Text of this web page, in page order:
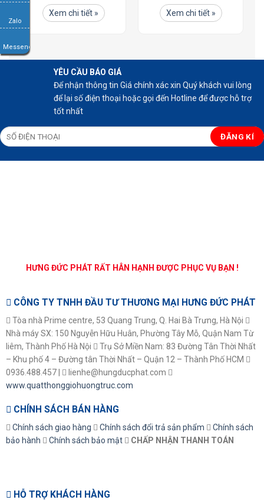
Xem chi tiết » Xem chi tiết »
YÊU CẦU BÁO GIÁ
Để nhận thông tin Giá chính xác xin Quý khách vui lòng
để lại số điện thoại hoặc gọi đến Hotline để được hỗ trợ
tốt nhất
HƯNG ĐỨC PHÁT RẤT HÂN HẠNH ĐƯỢC PHỤC VỤ BẠN !
CÔNG TY TNHH ĐẦU TƯ THƯƠNG MẠI HƯNG ĐỨC PHÁT
Tòa nhà Prime centre, 53 Quang Trung, Q. Hai Bà Trưng, Hà Nội
Nhà máy SX: 150 Nguyễn Hữu Huân, Phường Tây Mỗ, Quận Nam Từ
liêm, Thành Phố Hà Nội
Trụ Sở Miền Nam: 83 Đường Tân Thời Nhất
– Khu phố 4 – Đường tân Thời Nhất – Quận 12 – Thành Phố HCM
0936.488.457 |
lienhe@hungducphat.com
www.quatthonggiohuongtruc.com
CHÍNH SÁCH BÁN HÀNG
Chính sách giao hàng Chính sách đổi trả sản phẩm
Chính sách
bảo hành
Chính sách bảo mật CHẤP NHẬN THANH TOÁN
HỖ TRỢ KHÁCH HÀNG
Zalo
Messenger